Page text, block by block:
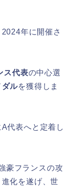
年に開催さ
ス代表の中心選
ダルを獲得しま
代表へと定着し
豪フランスの攻
化を遂げ、世